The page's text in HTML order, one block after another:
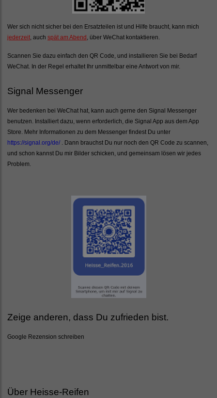
Wer sich nicht sicher bei den Ersatzteilen ist und Hilfe braucht, kann mich
jederzeit , auch spät am Abend , über WeChat kontaktieren.
Scannen Sie dazu einfach den QR Code, und installieren Sie bei Bedarf
WeChat. In der Regel erhaltet Ihr unmittelbar eine Antwort von mir.
Signal Messenger
Wer bedenken bei WeChat hat, kann auch gerne den Signal Messenger
benutzen. Installiert dazu, wenn erforderlich, die Signal App aus dem App
Store. Mehr Informationen zu dem Messenger findest Du unter
https://signal.org/de/ . Dann brauchst Du nur noch den QR Code zu scannen,
und schon kannst Du mir Bilder schicken, und gemeinsam lösen wir jedes
Problem.
Zeige anderen, dass Du zufrieden bist.
Google Rezension schreiben
Über Heisse-Reifen